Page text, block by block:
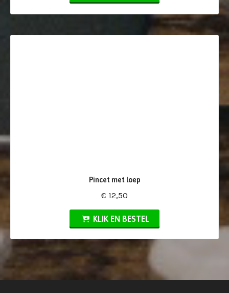
Pincet met loep
€ 12,50
KLIK EN BESTEL